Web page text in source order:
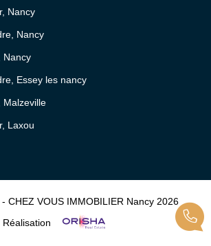
Nancy
Nancy
Nancy
Essey les nancy
Malzeville
Laxou
CHEZ VOUS IMMOBILIER Nancy 2026
Réalisation